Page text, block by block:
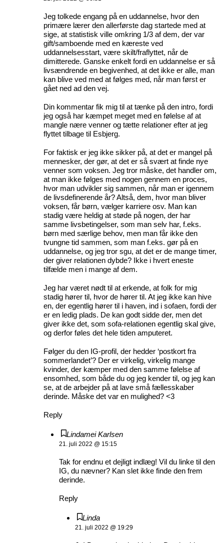
Jeg tolkede engang på en uddannelse, hvor den
primære lærer den allerførste dag startede med at
sige, at statistisk ville omkring 1/3 af dem, der var
gift/samboende med en kæreste ved
uddannelsesstart, være skilt/fraflyttet, når de
dimitterede. Ganske enkelt fordi en uddannelse er så
livsændrende en begivenhed, at det ikke er alle, man
kan blive ved med at følges med, når man først er
gået ned ad den vej.
Din kommentar fik mig til at tænke på den intro, fordi
jeg også har kæmpet meget med en følelse af at
mangle nære venner og tætte relationer efter at jeg
flyttet tilbage til Esbjerg.
For faktisk er jeg ikke sikker på, at det er mangel på
mennesker, der gør, at det er så svært at finde nye
venner som voksen. Jeg tror måske, det handler om,
at man ikke følges med nogen gennem en proces,
hvor man udvikler sig sammen, når man er igennem
de livsdefinerende år? Altså, dem, hvor man bliver
voksen, får børn, vælger karriere osv. Man kan
stadig være heldig at støde på nogen, der har
samme livsbetingelser, som man selv har, f.eks.
børn med særlige behov, men man får ikke den
tvungne tid sammen, som man f.eks. gør på en
uddannelse, og jeg tror sgu, at det er de mange timer,
der giver relationen dybde? Ikke i hvert eneste
tilfælde men i mange af dem.
Jeg har været nødt til at erkende, at folk for mig
stadig hører til, hvor de hører til. At jeg ikke kan hive
en, der egentlig hører til i haven, ind i sofaen, fordi der
er en ledig plads. De kan godt sidde der, men det
giver ikke det, som sofa-relationen egentlig skal give,
og derfor føles det hele tiden amputeret.
Følger du den IG-profil, der hedder ‘postkort fra
sommerlandet’? Der er virkelig, virkelig mange
kvinder, der kæmper med den samme følelse af
ensomhed, som både du og jeg kender til, og jeg kan
se, at de arbejder på at lave små fællesskaber
derinde. Måske det var en mulighed? <3
Reply
Lindamei Karlsen
21. juli 2022 @ 15:15
Tak for endnu et dejligt indlæg! Vil du linke til den
IG, du nævner? Kan slet ikke finde den frem
derinde.
Reply
Linda
21. juli 2022 @ 19:29